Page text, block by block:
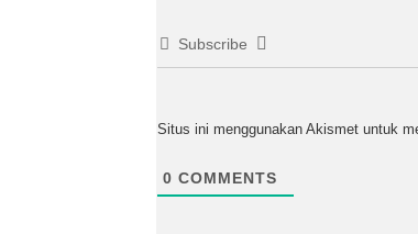
Subscribe
Situs ini menggunakan Akismet untuk
0 COMMENTS